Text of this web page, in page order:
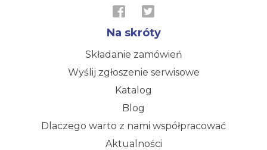
Na skróty
Składanie zamówień
Wyślij zgłoszenie serwisowe
Katalog
Blog
Dlaczego warto z nami współpracować
Aktualności